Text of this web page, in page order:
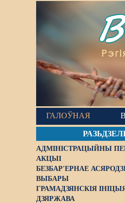
ГАЛОЎНАЯ
АДМІНІСТРАЦЫЙНЫ
АКЦЫІ
БЕЗБАР'ЕРНАЕ
ВЫБАРЫ
ГРАМАДЗЯНСКІЯ
ДЗЯРЖАВА